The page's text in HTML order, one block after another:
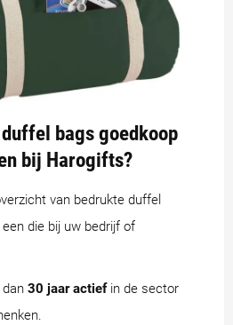
bags goedkoop
bij Harogifts?
van bedrukte duffel
die bij uw bedrijf of
30 jaar actiefin de sector